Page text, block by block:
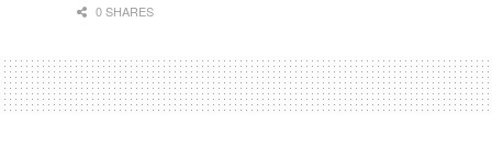
0 SHARES